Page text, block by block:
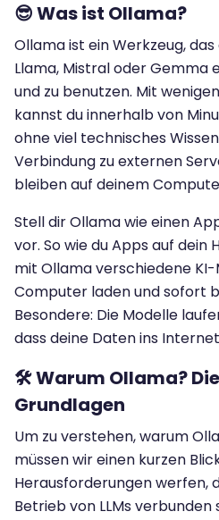
😎 Was ist Ollama?
Ollama ist ein Werkzeug,
Llama, Mistral oder Gemma
und zu benutzen. Mit
kannst du innerhalb von
ohne viel technisches
Verbindung zu externen
bleiben auf deinem
Stell dir Ollama wie einen
vor. So wie du Apps auf dein
mit Ollama verschiedene
Computer laden und sofort
Besondere: Die Modelle
dass deine Daten ins
🛠️ Warum Ollama?
Grundlagen
Um zu verstehen, warum
müssen wir einen kurzen
Herausforderungen werfen,
Betrieb von LLMs verbunden